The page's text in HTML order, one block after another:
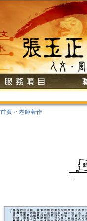
首頁 > 老師著作